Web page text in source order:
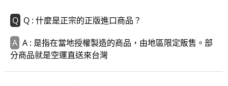
Q : 什麼是正宗的正版進口商品？
A : 是指在當地授權製造的商品，由地區限定販售。部
分商品就是空運直送來台灣